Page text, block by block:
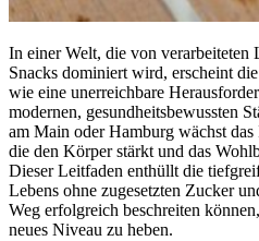
In einer Welt, die von verarbeiteten
Snacks dominiert wird, erscheint
wie eine unerreichbare
modernen, gesundheitsbewussten
am Main oder Hamburg wächst das
die den Körper stärkt und das
Dieser Leitfaden enthüllt die
Lebens ohne zugesetzten Zucker
Weg erfolgreich beschreiten
neues Niveau zu heben.